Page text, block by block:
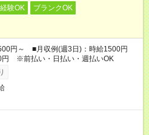
験OK
ブランクOK
円～ ■月収例(週3日)：時給1500円
円 ※前払い・日払い・週払いOK